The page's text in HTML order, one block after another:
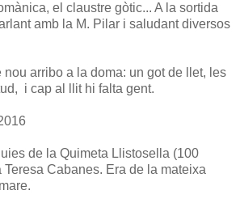
el claustre gòtic... A la sortida
amb la M. Pilar i saludant diversos
nou arribo a la doma: un got de llet, les
i cap al llit hi falta gent.
de la Quimeta Llistosella (100
Teresa Cabanes. Era de la mateixa